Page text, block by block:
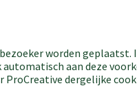
worden geplaatst.
aan deze
dergelijke